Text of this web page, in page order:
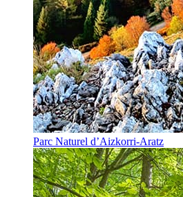
Parc Naturel d’Aizkorri-Aratz